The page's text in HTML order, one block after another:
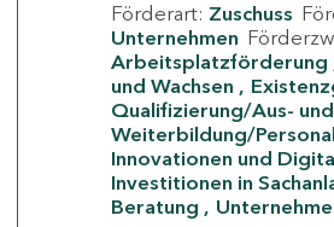
Förderart: Zuschuss
Unternehmen
Arbeitsplatzförderung
und Wachsen
Qualifizierung/Aus- und
Weiterbildung/Personal
Innovationen und
Investitionen in
Beratung